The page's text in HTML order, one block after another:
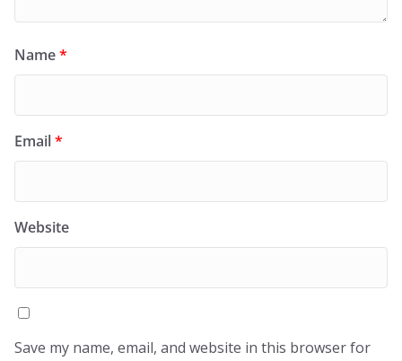
Name*
Email*
Website
Save my name, email, and website in this browser for